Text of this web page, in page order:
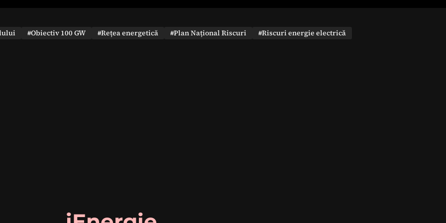
#Obiectiv 100 GW #Rețea energetică #Plan Național Riscuri
#Riscuri energie electrică